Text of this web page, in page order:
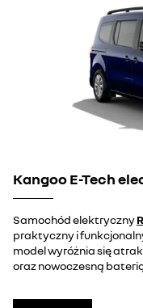
Kangoo E-Tech
Samochód elektryczny
praktyczny i
model wyróżnia się
oraz nowoczesną